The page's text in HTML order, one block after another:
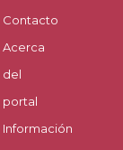
Contacto
Acerca
del
portal
Información